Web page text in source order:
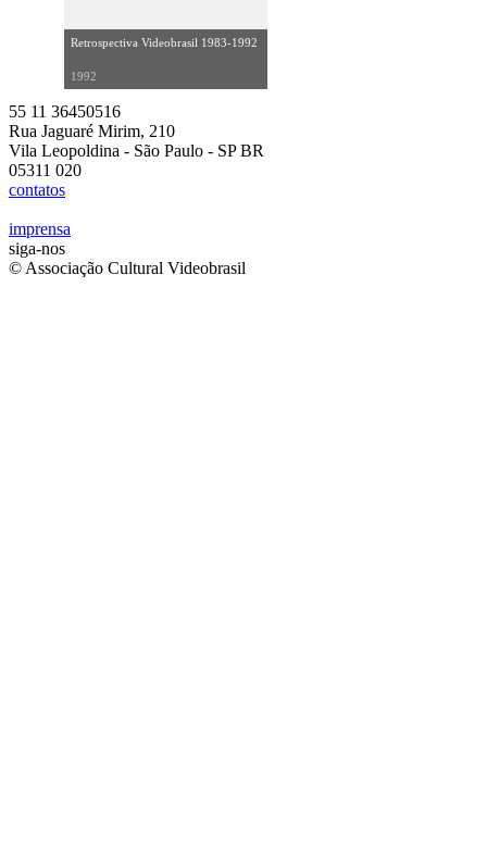
Retrospectiva Videobrasil 1983-1992
1992
55 11 36450516
Rua Jaguaré Mirim, 210
Vila Leopoldina - São Paulo - SP BR
05311 020
contatos
imprensa
siga-nos
© Associação Cultural Videobrasil